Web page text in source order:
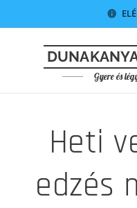
Gyere és
Heti
edzés